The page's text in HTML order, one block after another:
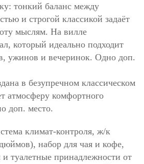
тонкий баланс между
и строгой классикой задаёт
мыслям. На вилле
который идеально подходит
ужинов и вечеринок. Одно доп.
в безупречном классическом
атмосферу комфортного
доп. место.
климат-контроля, ж/к
набор для чая и кофе,
и туалетные принадлежности от